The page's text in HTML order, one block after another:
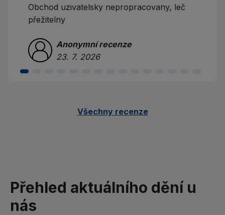
Obchod uzivatelsky nepropracovany, leč
přežitelny
Anonymní recenze
23. 7. 2026
Všechny recenze
Přehled aktuálního dění u
nás